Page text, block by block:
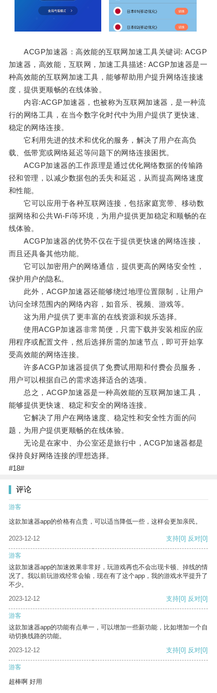
ACGP加速器：高效能的互联网加速工具关键词: ACGP
加速器，高效能，互联网，加速工具描述: ACGP加速器是一
种高效能的互联网加速工具，能够帮助用户提升网络连接速
度，提供更顺畅的在线体验。
内容:ACGP加速器，也被称为互联网加速器，是一种流
行的网络工具，在当今数字化时代中为用户提供了更快速、
稳定的网络连接。
它利用先进的技术和优化的服务，解决了用户在高负
载、低带宽或网络延迟等问题下的网络连接困扰。
ACGP加速器的工作原理是通过优化网络数据的传输路
径和管理，以减少数据包的丢失和延迟，从而提高网络速度
和性能。
它可以应用于各种互联网连接，包括家庭宽带、移动数
据网络和公共Wi-Fi等环境，为用户提供更加稳定和顺畅的在
线体验。
ACGP加速器的优势不仅在于提供更快速的网络连接，
而且还具备其他功能。
它可以加密用户的网络通信，提供更高的网络安全性，
保护用户的隐私。
此外，ACGP加速器还能够绕过地理位置限制，让用户
访问全球范围内的网络内容，如音乐、视频、游戏等。
这为用户提供了更丰富的在线资源和娱乐选择。
使用ACGP加速器非常简便，只需下载并安装相应的应
用程序或配置文件，然后选择所需的加速节点，即可开始享
受高效能的网络连接。
许多ACGP加速器提供了免费试用期和付费会员服务，
用户可以根据自己的需求选择适合的选项。
总之，ACGP加速器是一种高效能的互联网加速工具，
能够提供更快速、稳定和安全的网络连接。
它解决了用户在网络速度、稳定性和安全性方面的问
题，为用户提供更顺畅的在线体验。
无论是在家中、办公室还是旅行中，ACGP加速器都是
保持良好网络连接的理想选择。
#18#
评论
游客
这款加速器app的价格有点贵，可以适当降低一些，这样会更加亲民。
2023-12-12 支持[0] 反对[0]
游客
这款加速器app的加速效果非常好，玩游戏再也不会出现卡顿、掉线的情
况了。我以前玩游戏经常会输，现在有了这个app，我的游戏水平提升了
不少。
2023-12-12
支持[0] 反对[0]
游客
这款加速器app的功能有点单一，可以增加一些新功能，比如增加一个自
动切换线路的功能。
2023-12-12
支持[0] 反对[0]
游客
超棒啊 好用